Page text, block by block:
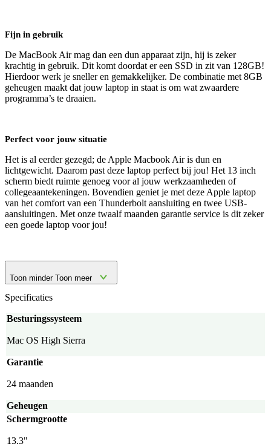
Fijn in gebruik
De MacBook Air mag dan een dun apparaat zijn, hij is zeker
krachtig in gebruik. Dit komt doordat er een SSD in zit van 128GB!
Hierdoor werk je sneller en gemakkelijker. De combinatie met 8GB
geheugen maakt dat jouw laptop in staat is om wat zwaardere
programma’s te draaien.
Perfect voor jouw situatie
Het is al eerder gezegd; de Apple Macbook Air is dun en
lichtgewicht. Daarom past deze laptop perfect bij jou! Het 13 inch
scherm biedt ruimte genoeg voor al jouw werkzaamheden of
collegeaantekeningen. Bovendien geniet je met deze Apple laptop
van het comfort van een Thunderbolt aansluiting en twee USB-
aansluitingen. Met onze twaalf maanden garantie service is dit zeker
een goede laptop voor jou!
Toon minder Toon meer
Specificaties
Besturingssysteem
Mac OS High Sierra
Garantie
24 maanden
Geheugen
Schermgrootte
13,3"